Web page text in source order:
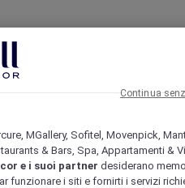
MGallery, Sofitel, Movenpick,
& Bars, Spa, Appartamenti &
e i suoi partner desiderano
funzionare i siti e fornirti i servizi
Continua